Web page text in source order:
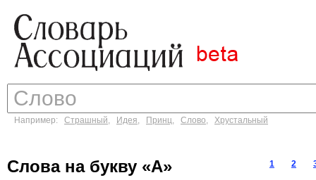
Например: Страшный, Идея, Принц, Слово, Хрустальный
Слова на букву «А» 1 2